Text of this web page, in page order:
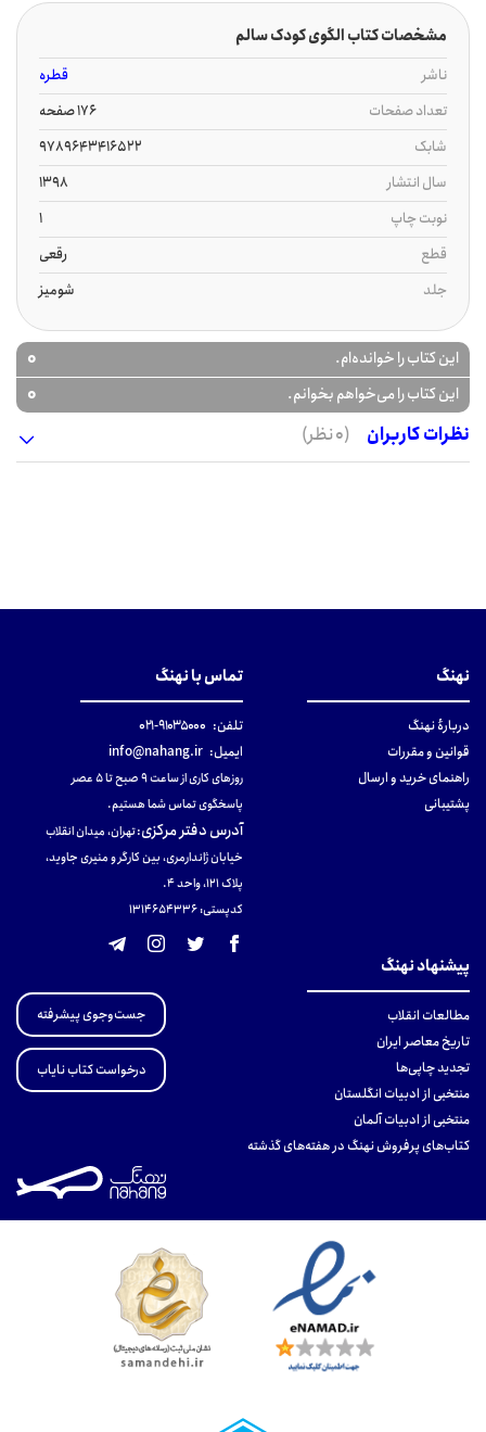
مشخصات کتاب الگوی کودک سالم
ناشر
قطره
تعداد صفحات
176 صفحه
شابک
9789643416522
سال انتشار
1398
نوبت چاپ
1
قطع
رقعی
جلد
شومیز
این کتاب را خوانده‌ام. 0
این کتاب را می‌خواهم بخوانم.
0
نظرات کاربران
(0 نظر)
نهنگ
دربارهٔ نهنگ
قوانین و مقررات
راهنمای خرید و ارسال
پشتیبانی
تماس با نهنگ
تلفن: ۹۱۰۳۵۰۰۰-۰۲۱
ایمیل: info@nahang.ir
روزهای کاری از ساعت ۹ صبح تا ۵ عصر
پاسخگوی تماس شما هستیم.
آدرس دفتر مرکزی:تهران، میدان انقلاب
خیابان ژاندارمری، بین کارگر و منیری جاوید،
پلاک 121، واحد ۴.
کدپستی: 131465433۶
پیشنهاد نهنگ
مطالعات انقلاب
تاریخ معاصر ایران
تجدید چاپی‌ها
منتخبی از ادبیات انگلستان
منتخبی از ادبیات آلمان
کتاب‌های پرفروش نهنگ در هفته‌های گذشته
جست‌وجوی پیشرفته
درخواست کتاب نایاب